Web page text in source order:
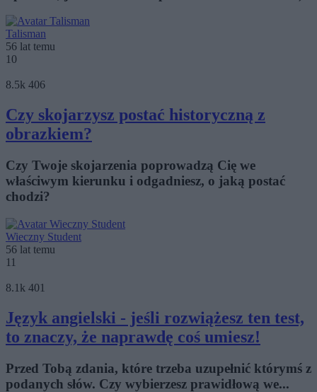
Talisman
56 lat temu
10
8.5k 406
Czy skojarzysz postać historyczną z
obrazkiem?
Czy Twoje skojarzenia poprowadzą Cię we
właściwym kierunku i odgadniesz, o jaką postać
chodzi?
Wieczny Student
56 lat temu
11
8.1k 401
Język angielski - jeśli rozwiążesz ten test,
to znaczy, że naprawdę coś umiesz!
Przed Tobą zdania, które trzeba uzupełnić którymś z
podanych słów. Czy wybierzesz prawidłową we...